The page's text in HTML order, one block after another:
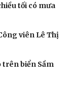
tối có mưa
viên Lê Thị
trên biển Sầm